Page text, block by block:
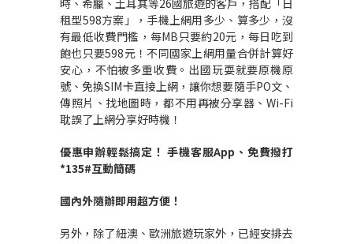
時、希臘、土耳其等26國旅遊的客戶，搭配「日
租型598方案」，手機上網用多少、算多少，沒
有最低收費門檻，每MB只要約20元，每日吃到
飽也只要598元！不同國家上網用量合併計算好
安心，不怕被多重收費。出國玩耍就要原機原
號、免換SIM卡直接上網，讓你想要隨手PO文、
傳照片、找地圖時，都不用再被分享器、Wi-Fi
耽誤了上網分享好時機！
優惠申辦輕鬆搞定！ 手機客服App 、免費撥打
*135#互動簡碼
國內外隨辦即用超方便！
另外，除了紐澳、歐洲旅遊玩家外，已經安排去